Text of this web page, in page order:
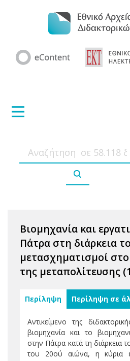
Βιομηχανία και
Πάτρα στη διάρκεια
μετασχηματισμοί
της μεταπολίτευσης
Περίληψη Περίληψη σε
Αντικείμενο της
βιομηχανία και το
στην Πάτρα κατά τη διάρκεια
του 20ού αιώνα, η κύρια